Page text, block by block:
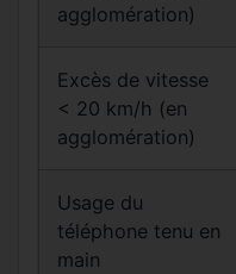
agglomération)
Excès de vitesse
< 20 km/h (en
agglomération)
Usage du
téléphone tenu en
main